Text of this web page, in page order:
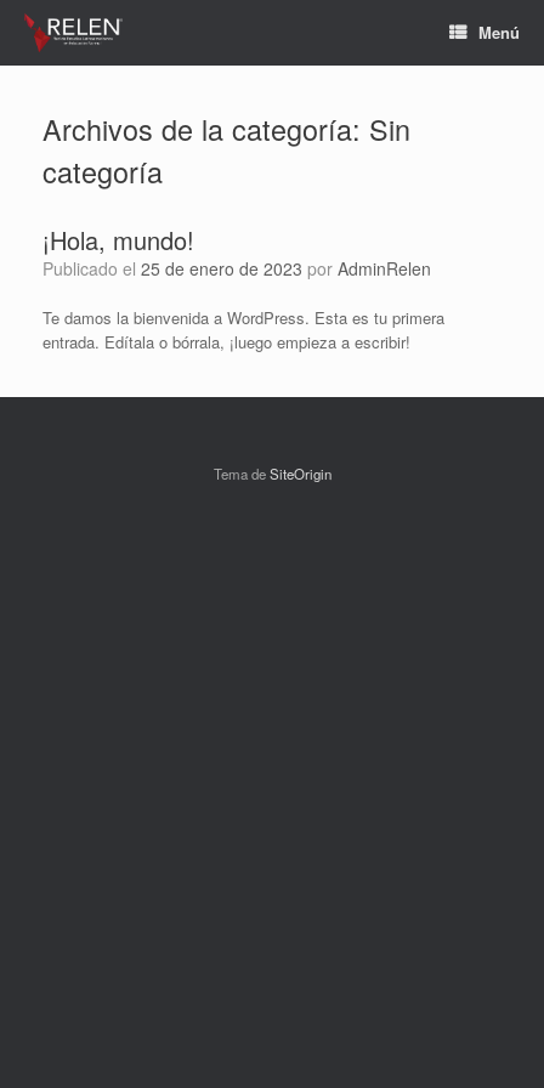
Menú
Archivos de la categoría: Sin
categoría
¡Hola, mundo!
Publicado el 25 de enero de 2023 por AdminRelen
Te damos la bienvenida a WordPress. Esta es tu primera
entrada. Edítala o bórrala, ¡luego empieza a escribir!
Tema deSiteOrigin